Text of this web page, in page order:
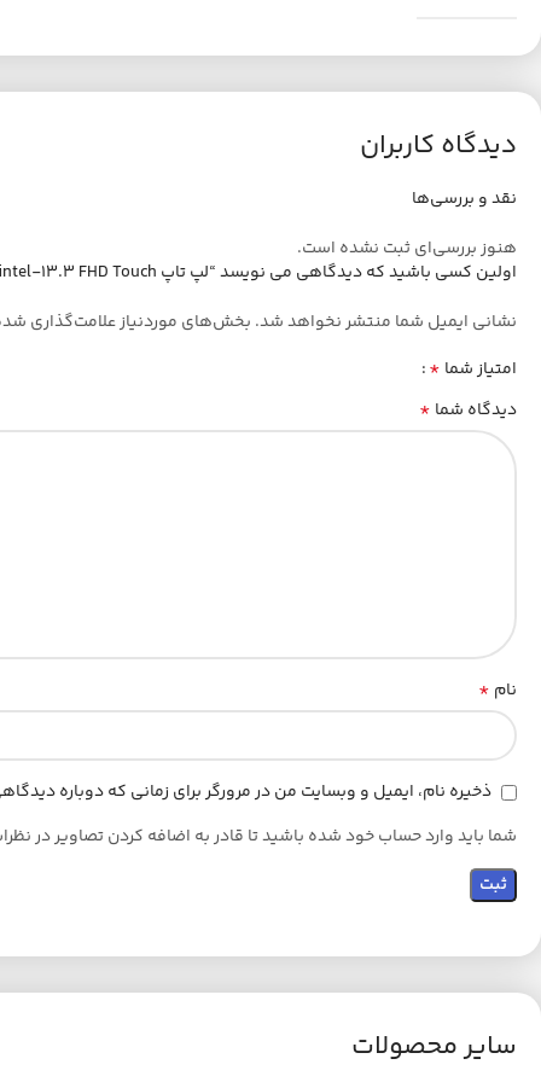
دیدگاه کاربران
نقد و بررسی‌ها
هنوز بررسی‌ای ثبت نشده است.
اولین کسی باشید که دیدگاهی می نویسد “لپ تاپ Latitude 7320-i5-1140G7-16GB-256GB SSD-intel-13.3 FHD Touch”
نشانی ایمیل شما منتشر نخواهد شد. بخش‌های موردنیاز علامت‌گذاری
امتیاز شما *
دیدگاه شما *
نام *
ذخیره نام، ایمیل و وبسایت من در مرورگر برای زمانی که دوباره
شما باید وارد حساب خود شده باشید تا قادر به اضافه کردن تصاویر در
سایر محصولات